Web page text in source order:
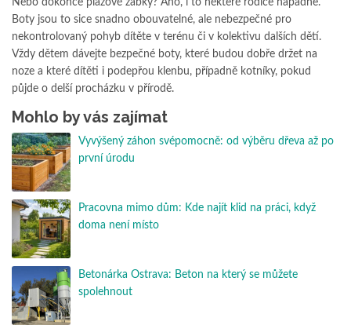
Boty jsou to sice snadno obouvatelné, ale nebezpečné pro
nekontrolovaný pohyb dítěte v terénu či v kolektivu dalších dětí.
Vždy dětem dávejte bezpečné boty, které budou dobře držet na
noze a které dítěti i podepřou klenbu, případně kotníky, pokud
půjde o delší procházku v přírodě.
Mohlo by vás zajímat
Vyvýšený záhon svépomocně: od výběru dřeva až po
první úrodu
Pracovna mimo dům: Kde najít klid na práci, když
doma není místo
Betonárka Ostrava: Beton na který se můžete
spolehnout